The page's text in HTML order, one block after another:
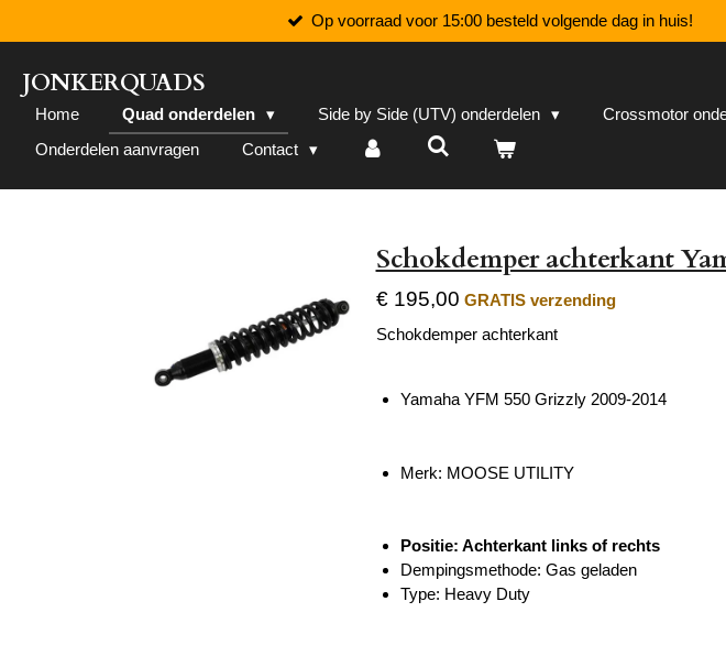
direct
naar
de
hoofdinhoud
Op voorraad voor 15:00 besteld volgende dag in huis!
JONKERQUADS
Home Quad onderdelen Side by Side (UTV) onderdelen Crossmotor
Onderdelen aanvragen
Contact
Schokdemper achterkant
€ 195,00 GRATIS verzending
Schokdemper achterkant
Yamaha YFM 550 Grizzly 2009-2014
Merk: MOOSE UTILITY
Positie: Achterkant links of rechts
Dempingsmethode: Gas geladen
Type: Heavy Duty